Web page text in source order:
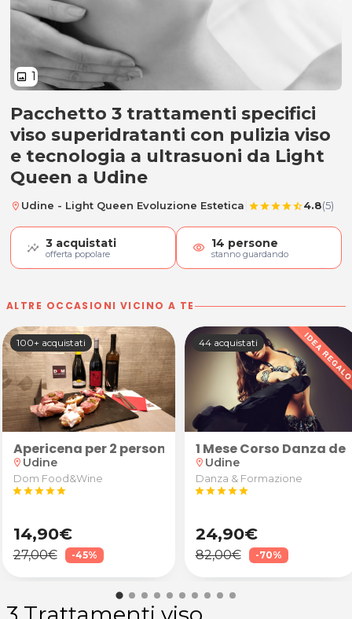
image 1
3 Trattamenti viso
Pacchetto 3 trattamenti specifici
viso superidratanti con pulizia viso
e tecnologia a ultrasuoni da Light
Queen a Udine
location_on Udine - Light Queen Evoluzione Estetica starstarstarstarstar_half4.8(5)
3 acquistati
offerta popolare visibility 14 persone
stanno guardando
ALTRE OCCASIONI VICINO A TE
piega moda
100+ acquistati
Apericena per 2 persone: "Robusto" (calice di
location_on Udine
Dom Food&Wine
starstarstarstarstar
14,90€
27,00€ -45%
44 acquistati
1 Mese Corso Danza
location_on Udine
Danza & Formazione
starstarstarstarstar
24,90€
82,00€ -70%